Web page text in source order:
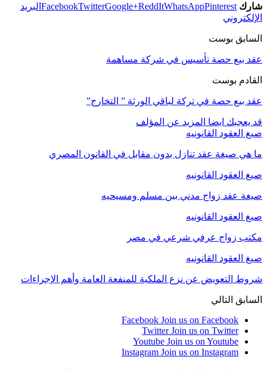
شارك FacebookTwitterGoogle+ReddItWhatsAppPinterest
البريد
الإلكتروني
السابق بوست
عقد بيع حصة تأسيس في شركة مساهمة
القادم بوست
عقد بيع حصة في تركة لباقي الورثة ” التخارج”
قد يعجبك ايضا المزيد عن المؤلف
صيغ العقود القانونيه
ما هي صيغة عقد تنازل بدون مقابل في القانون المصري
صيغ العقود القانونيه
صيغة عقد زواج مدني بين مسلم ومسيحيه
صيغ العقود القانونيه
مكتب زواج عرفي شرعي في مصر
صيغ العقود القانونيه
شروط التعويض عن نزع الملكية للمنفعة العامة وأهم الإجراءات
السابق التالي
Facebook Join us on Facebook
Twitter Join us on Twitter
Youtube Join us on Youtube
Instagram Join us on Instagram